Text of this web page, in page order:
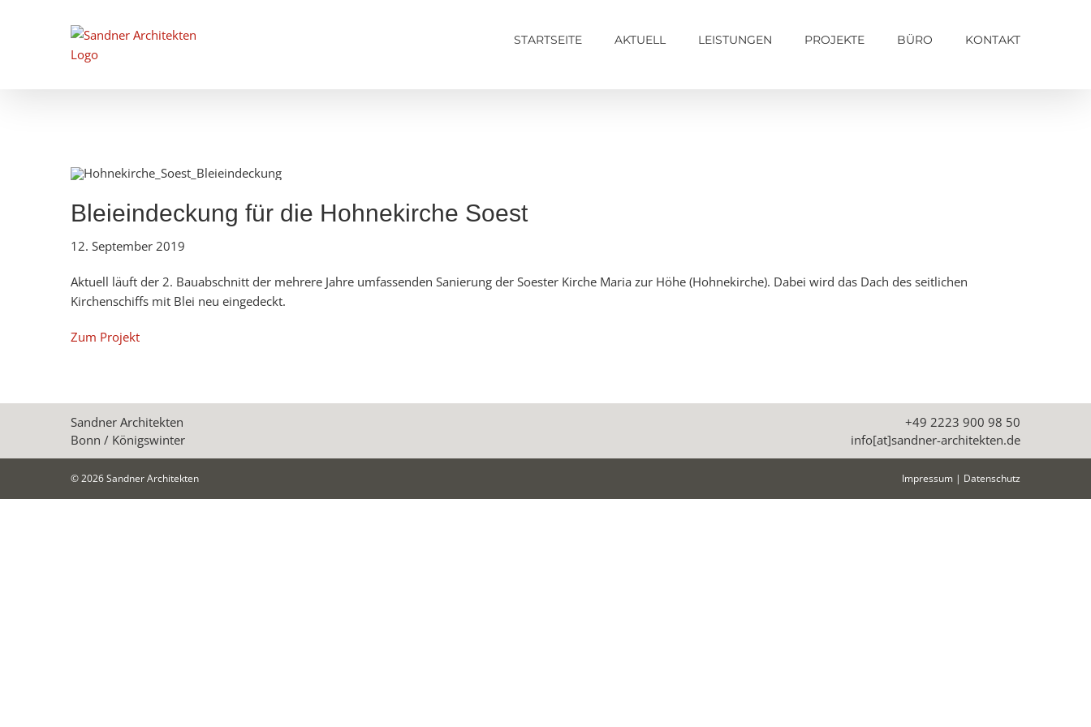
STARTSEITE AKTUELL LEISTUNGEN PROJEKTE BÜRO KONTAKT
Bleieindeckung für die Hohnekirche Soest
12. September 2019
Aktuell läuft der 2. Bauabschnitt der mehrere Jahre umfassenden Sanierung der Soester Kirche Maria zur Höhe (Hohnekirche). Dabei wird das Dach des seitlichen
Kirchenschiffs mit Blei neu eingedeckt.
Zum Projekt
Sandner Architekten
Bonn / Königswinter
+49 2223 900 98 50
info[at]sandner-architekten.de
©2026 Sandner Architekten Impressum | Datenschutz